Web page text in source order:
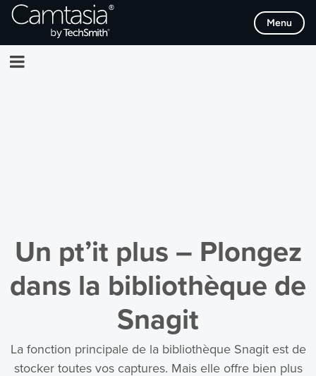
Passer
directement
contenu
Menu
Un pt’it plus – Plongez
dans la bibliothèque de
Snagit
La fonction principale de la bibliothèque Snagit est de
stocker toutes vos captures. Mais elle offre bien plus